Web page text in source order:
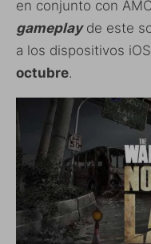
en conjunto con
gameplayde este
a los dispositivos
octubre.